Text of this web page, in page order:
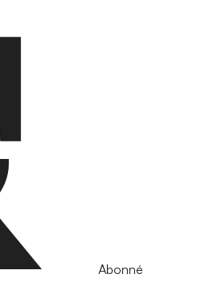
Abonné